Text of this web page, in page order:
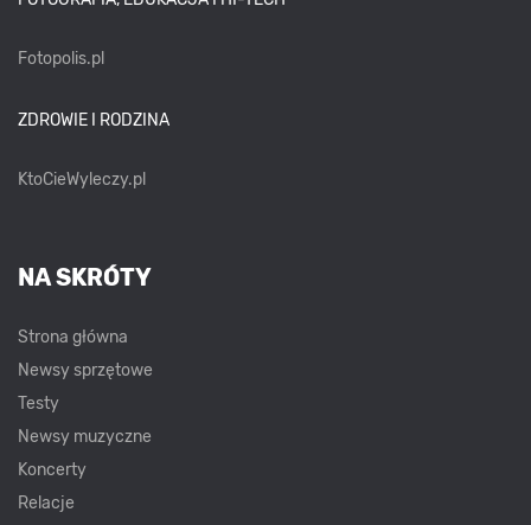
Fotopolis.pl
ZDROWIE I RODZINA
KtoCieWyleczy.pl
NA SKRÓTY
Strona główna
Newsy sprzętowe
Testy
Newsy muzyczne
Koncerty
Relacje